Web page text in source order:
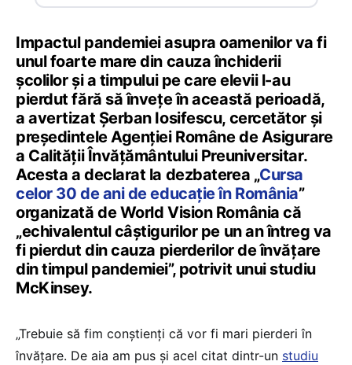
Impactul pandemiei asupra oamenilor va fi
unul foarte mare din cauza închiderii
școlilor și a timpului pe care elevii l-au
pierdut fără să învețe în această perioadă,
a avertizat Șerban Iosifescu, cercetător și
președintele Agenției Române de Asigurare
a Calității Învățământului Preuniversitar.
Acesta a declarat la dezbaterea „Cursa
celor 30 de ani de educație în România”
organizată de World Vision România că
„echivalentul câștigurilor pe un an întreg va
fi pierdut din cauza pierderilor de învățare
din timpul pandemiei”, potrivit unui studiu
McKinsey.
„Trebuie să fim conștienți că vor fi mari pierderi în
învățare. De aia am pus și acel citat dintr-un studiu